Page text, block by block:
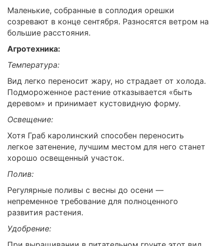
Маленькие, собранные в соплодия орешки
созревают в конце сентября. Разносятся ветром на
большие расстояния.
Агротехника:
Температура:
Вид легко переносит жару, но страдает от холода.
Подмороженное растение отказывается «быть
деревом» и принимает кустовидную форму.
Освещение:
Хотя Граб каролинский способен переносить
легкое затенение, лучшим местом для него станет
хорошо освещенный участок.
Полив:
Регулярные поливы с весны до осени —
непременное требование для полноценного
развития растения.
Удобрение: